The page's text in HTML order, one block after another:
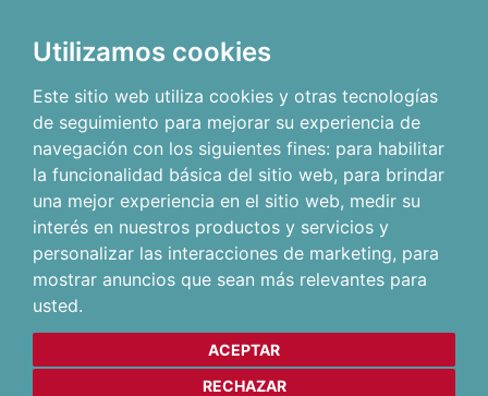
Utilizamos cookies
Este sitio web utiliza cookies y otras tecnologías
de seguimiento para mejorar su experiencia de
navegación con los siguientes fines: para habilitar
la funcionalidad básica del sitio web, para brindar
una mejor experiencia en el sitio web, medir su
interés en nuestros productos y servicios y
personalizar las interacciones de marketing, para
mostrar anuncios que sean más relevantes para
usted.
ACEPTAR
RECHAZAR